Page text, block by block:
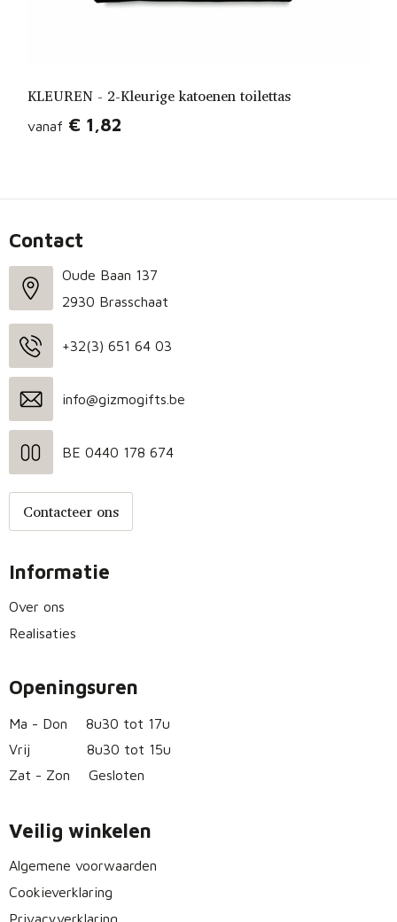
KLEUREN - 2-Kleurige katoenen toilettas
vanaf € 1,82
Contact
Oude Baan 137
2930 Brasschaat
+32(3) 651 64 03
info@gizmogifts.be
BE 0440 178 674
Contacteer ons
Informatie
Over ons
Realisaties
Openingsuren
Ma - Don
8u30 tot 17u
Vrij
8u30 tot 15u
Zat - Zon
Gesloten
Veilig winkelen
Algemene voorwaarden
Cookieverklaring
Privacyverklaring